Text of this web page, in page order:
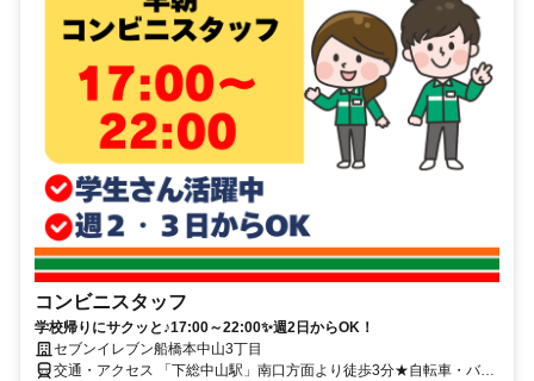
コンビニスタッフ
学校帰りにサクッと♪17:00～22:00✨週2日からOK！
セブンイレブン船橋本中山3丁目
交通・アクセス 「下総中山駅」南口方面より徒歩3分★自転車・バイ